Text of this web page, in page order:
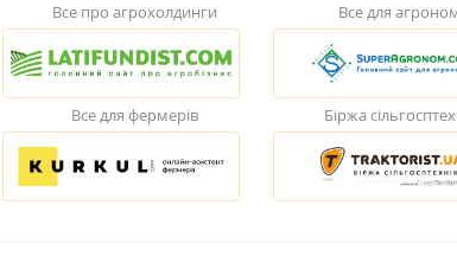
Все про агрохолдинги Все для
Все для фермерів Біржа